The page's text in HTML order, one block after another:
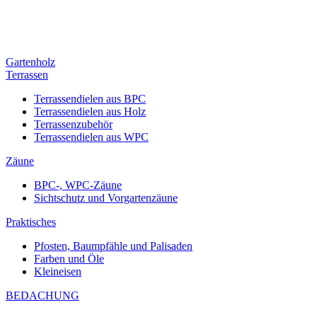
Gartenholz
Terrassen
Terrassendielen aus BPC
Terrassendielen aus Holz
Terrassenzubehör
Terrassendielen aus WPC
Zäune
BPC-, WPC-Zäune
Sichtschutz und Vorgartenzäune
Praktisches
Pfosten, Baumpfähle und Palisaden
Farben und Öle
Kleineisen
BEDACHUNG